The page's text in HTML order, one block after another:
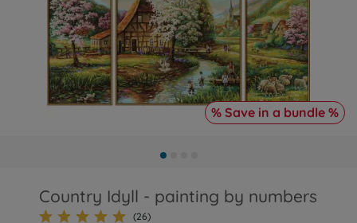
% Save in a bundle %
Country Idyll - painting by numbers
(26)